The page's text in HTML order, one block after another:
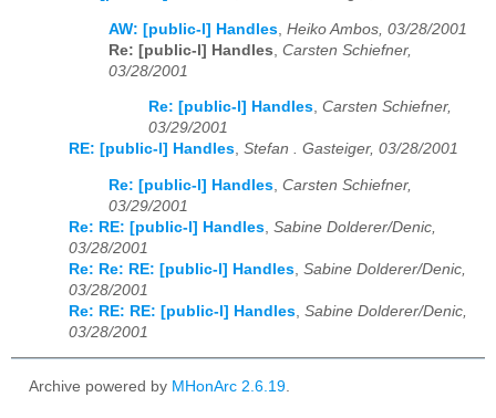
AW: [public-l] Handles Heiko Ambos, 03/28/2001
Re: [public-l] Handles Carsten Schiefner,
03/28/2001
Re: [public-l] Handles, Carsten Schiefner,
03/29/2001
RE: [public-l] Handles, Stefan . Gasteiger, 03/28/2001
Re: [public-l] Handles Carsten Schiefner,
03/29/2001
Re: RE: [public-l] Handles Sabine Dolderer/Denic,
03/28/2001
Re: Re: RE: [public-l] Handles Sabine Dolderer/Denic,
03/28/2001
Re: RE: RE: [public-l] Handles Sabine Dolderer/Denic,
03/28/2001
Archive powered by MHonArc 2.6.19